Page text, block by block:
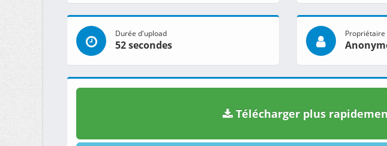
Durée d'upload
52 secondes
Propriétaire
Télécharger plus